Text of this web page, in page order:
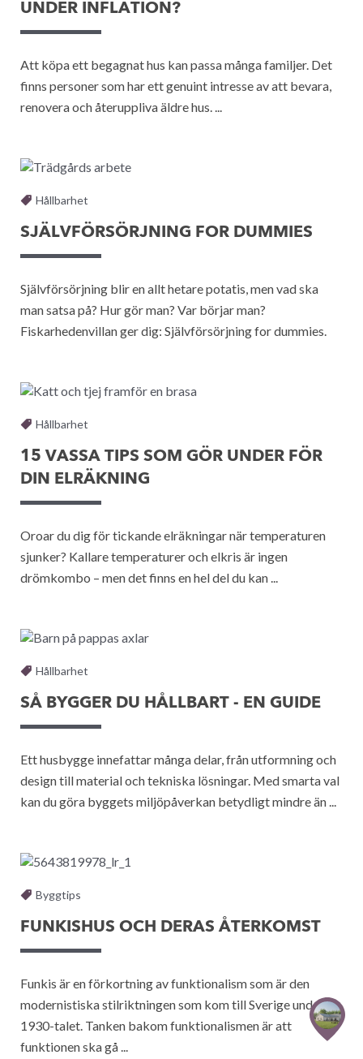
UNDER INFLATION?
Att köpa ett begagnat hus kan passa många familjer. Det
finns personer som har ett genuint intresse av att bevara,
renovera och återuppliva äldre hus. ...
Hållbarhet
SJÄLVFÖRSÖRJNING FOR DUMMIES
Självförsörjning blir en allt hetare potatis, men vad ska
man satsa på? Hur gör man? Var börjar man?
Fiskarhedenvillan ger dig: Självförsörjning for dummies.
Hållbarhet
15 VASSA TIPS SOM GÖR UNDER FÖR
DIN ELRÄKNING
Oroar du dig för tickande elräkningar när temperaturen
sjunker? Kallare temperaturer och elkris är ingen
drömkombo – men det finns en hel del du kan ...
Hållbarhet
SÅ BYGGER DU HÅLLBART - EN GUIDE
Ett husbygge innefattar många delar, från utformning och
design till material och tekniska lösningar. Med smarta val
kan du göra byggets miljöpåverkan betydligt mindre än ...
Byggtips
FUNKISHUS OCH DERAS ÅTERKOMST
Funkis är en förkortning av funktionalism som är den
modernistiska stilriktningen som kom till Sverige under
1930-talet. Tanken bakom funktionalismen är att
funktionen ska gå ...